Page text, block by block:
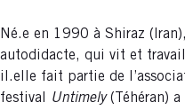
Né.e en 1990 à Shiraz
autodidacte, qui vit et
il.elle fait partie de
festival
Untimely(Téhéran)